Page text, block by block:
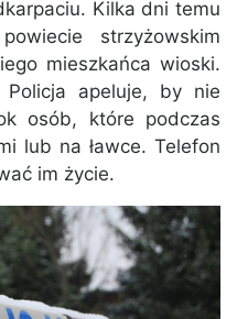
Kilka dni temu
strzyżowskim
mieszkańca wioski.
Policja apeluje, by nie
osób, które podczas
lub na ławce. Telefon
im życie.